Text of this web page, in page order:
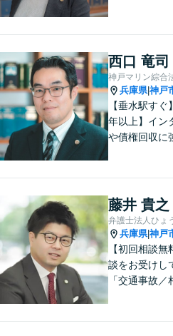
ますので、悩
早めにご相談
西口 竜司
神戸マリン綜合
兵庫県|神戸
【垂水駅す
年以上】イン
や債権回収に
しづらくても
い。【分割払
夜間面談・ビ
藤井 貴之
弁護士法人ひょ
兵庫県|神戸
【初回相談
談をお受けし
「交通事故／